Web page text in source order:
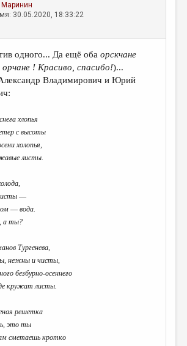
Маринин
30.05.2020, 18:33:22
одного... Да ещё обаорскчане
орчане ! Красиво, спасибо!)...
Владимирович и Юрий
хлопья
с высоты
холопья,
листы.
―
― вода.
а ты?
Тургенева,
нежны и чисты,
безбурно-осеннего
кружат листы.
решетка
это ты
сметаешь кротко